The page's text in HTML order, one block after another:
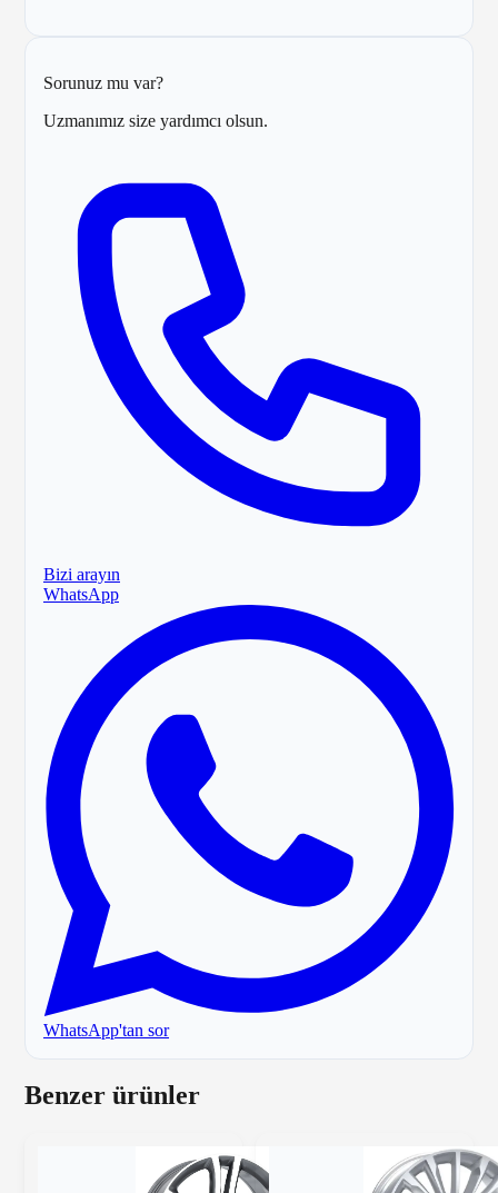
Sorunuz mu var?
Uzmanımız size yardımcı olsun.
Bizi arayın
WhatsApp
WhatsApp'tan sor
Benzer ürünler